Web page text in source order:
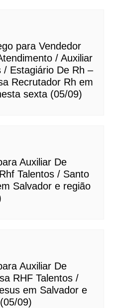
para Vendedor
/ Auxiliar
/ Estagiário De Rh –
Recrutador Rh em
sexta (05/09)
Auxiliar De
Talentos / Santo
Salvador e região
Auxiliar De
RHF Talentos /
em Salvador e
09)